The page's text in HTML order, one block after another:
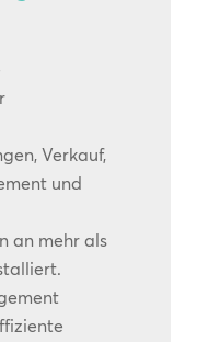
Verkauf,
und
an mehr als